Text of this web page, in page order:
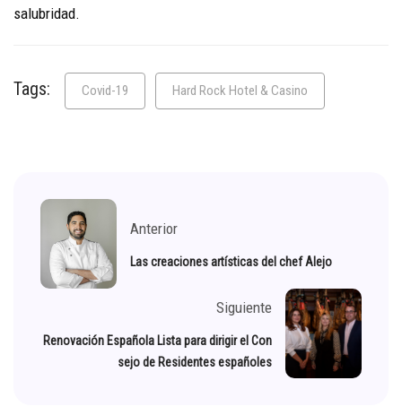
salubridad.
Tags: Covid-19 Hard Rock Hotel & Casino
Anterior
Las creaciones artísticas del chef Alejo
Siguiente
Renovación Española Lista para dirigir el Con
sejo de Residentes españoles